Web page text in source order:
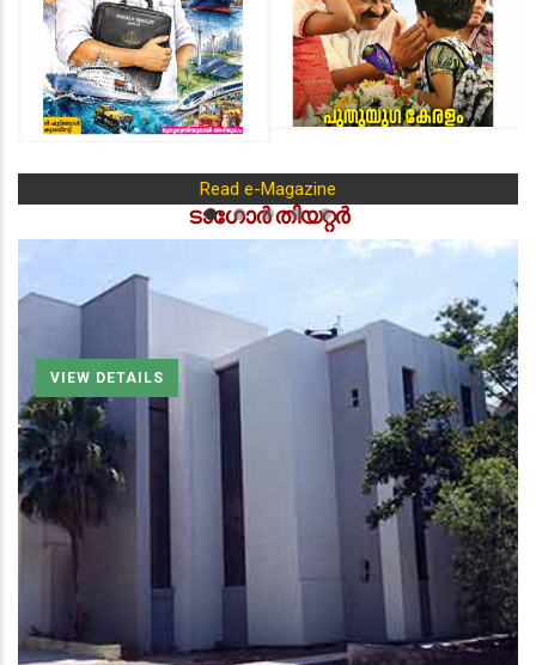
Read e-Magazine
ടാഗോർ തിയറ്റർ
VIEW DETAILS